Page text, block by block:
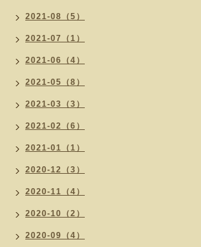
2021-08（5）
2021-07（1）
2021-06（4）
2021-05（8）
2021-03（3）
2021-02（6）
2021-01（1）
2020-12（3）
2020-11（4）
2020-10（2）
2020-09（4）